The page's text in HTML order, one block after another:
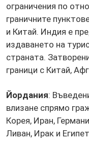
ограничения по
граничните
и Китай. Индия е
издаването на
страната.
граници с Китай,
Йордания:
влизане спрямо
Корея, Иран,
Ливан, Ирак и